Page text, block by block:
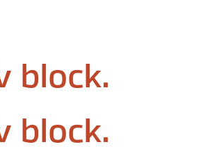
block.
block.